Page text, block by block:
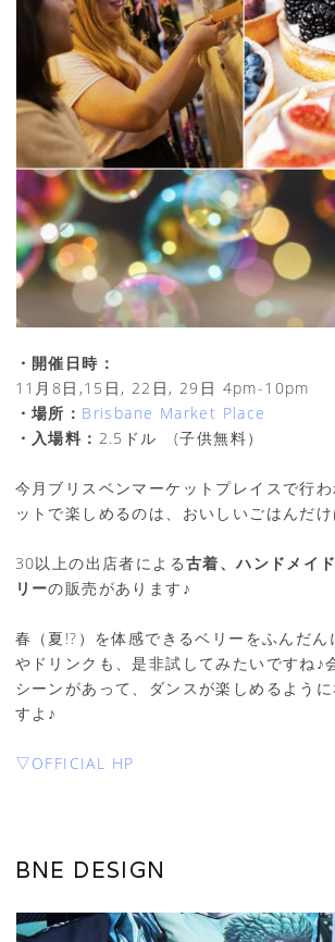
・開催日時：
11月8日,15日, 22日, 29日 4pm-10pm
・場所： Brisbane Market Place
・入場料： 2.5ドル (子供無料）
今月ブリスベンマーケットプレイスで行
ットで楽しめるのは、おいしいごはんだ
30以上の出店者による古着、ハンドメイ
リーの販売があります♪
春（夏!?）を体感できるベリーをふんだん
やドリンクも、是非試してみたいですね♪
シーンがあって、ダンスが楽しめるよう
すよ♪
▽OFFICIAL HP
BNE DESIGN